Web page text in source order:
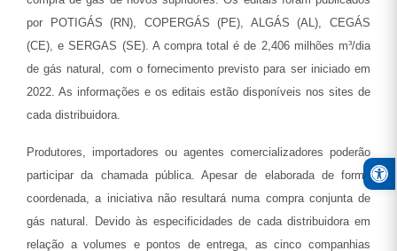
por POTIGÁS (RN), COPERGÁS (PE), ALGÁS (AL), CEGÁS
(CE), e SERGAS (SE). A compra total é de 2,406 milhões m³/dia
de gás natural, com o fornecimento previsto para ser iniciado em
2022. As informações e os editais estão disponíveis nos sites de
cada distribuidora.
Produtores, importadores ou agentes comercializadores poderão
participar da chamada pública. Apesar de elaborada de forma
coordenada, a iniciativa não resultará numa compra conjunta de
gás natural. Devido às especificidades de cada distribuidora em
relação a volumes e pontos de entrega, as cinco companhias